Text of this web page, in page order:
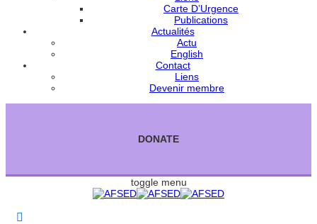
Carte D’Urgence
Publications
Actualités
Actu
English
Contact
Liens
Devenir membre
DONATE
toggle menu